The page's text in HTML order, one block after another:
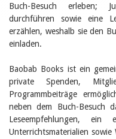
Bibliotheksangebote
Bibliosuisse
Kantonale
Unterstützungsbeiträge
Rezensionen
Alle Tags
Autoren
Julie Greub
Birgit Libiszewski
Ursula Strahm
Buch-Besuch erleben;
durchführen sowie eine
erzählen, weshalb sie den
einladen.
Baobab Books ist ein
private Spenden,
Programmbeiträge
neben dem Buch-Besuch
Leseempfehlungen, ein
Unterrichtsmaterialien